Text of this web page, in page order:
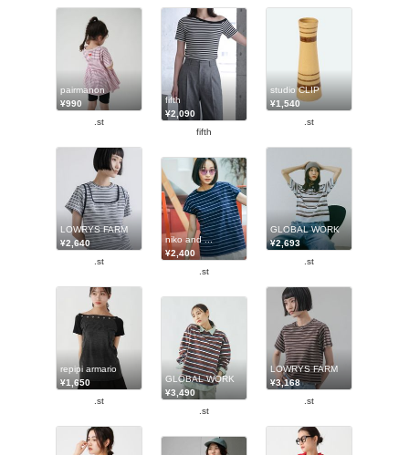
pairmanon
¥990
.st
fifth
¥2,090
fifth
studio CLIP
¥1,540
.st
LOWRYS FARM
¥2,640
.st
GLOBAL WORK
¥2,693
.st
niko and ...
¥2,400
.st
repipi armario
¥1,650
.st
LOWRYS FARM
¥3,168
.st
GLOBAL WORK
¥3,490
.st